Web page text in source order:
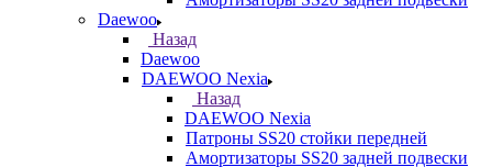
Daewoo
Назад
Daewoo
DAEWOO Nexia
Назад
DAEWOO Nexia
Патроны SS20 стойки передней
Амортизаторы SS20 задней подвески